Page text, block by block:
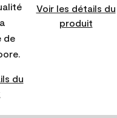
de
du
Voir les détails du
produit